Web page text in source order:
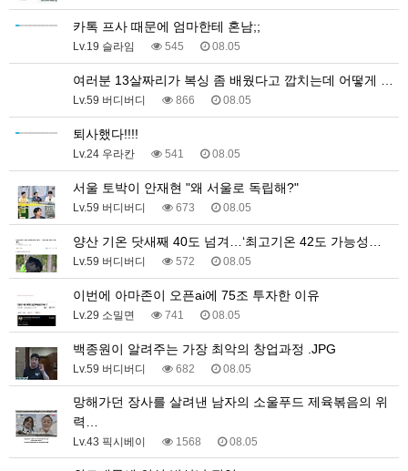
카톡 프사 때문에 엄마한테 혼남;;
Lv.19 슬라임 545 08.05
여러분 13살짜리가 복싱 좀 배웠다고 깝치는데 어떻게 …
Lv.59 버디버디 866 08.05
퇴사했다!!!!
Lv.24 우라칸 541 08.05
서울 토박이 안재현 "왜 서울로 독립해?"
Lv.59 버디버디 673 08.05
양산 기온 닷새째 40도 넘겨…‘최고기온 42도 가능성…
Lv.59 버디버디 572 08.05
이번에 아마존이 오픈ai에 75조 투자한 이유
Lv.29 소밀면 741 08.05
백종원이 알려주는 가장 최악의 창업과정 .JPG
Lv.59 버디버디 682 08.05
망해가던 장사를 살려낸 남자의 소울푸드 제육볶음의 위
력…
Lv.43 픽시베이 1568 08.05